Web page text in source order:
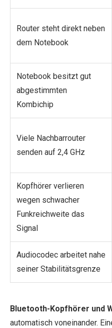
Router steht direkt neben
dem Notebook
Notebook besitzt gut
abgestimmten
Kombichip
Viele Nachbarrouter
senden auf 2,4 GHz
Kopfhörer verlieren
wegen schwacher
Funkreichweite das
Signal
Audiocodec arbeitet nahe
seiner Stabilitätsgrenze
Bluetooth-Kopfhörer und
automatisch voneinander.